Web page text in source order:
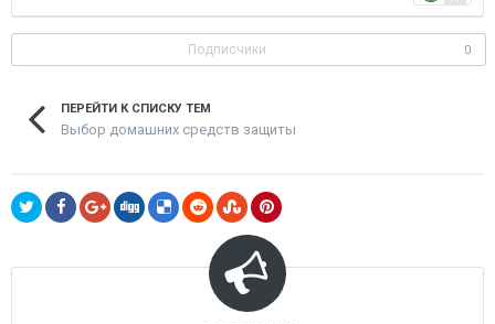
Подписчики 0
ПЕРЕЙТИ К СПИСКУ ТЕМ
Выбор домашних средств защиты